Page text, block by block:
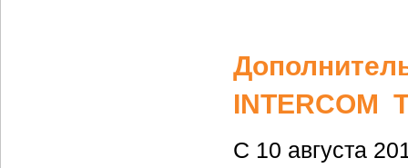
INTERCOM
С 10 августа